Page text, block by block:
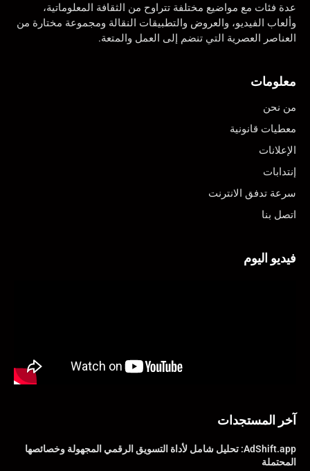
عدة فئات مع مواضيع مختلفة تتراوح من الثقافة المعلوماتية،
وألعاب الفيديو، والعروض والتطبيقات النقالة ومجموعة مختارة من
العناصر العصرية التي تنضم إلى العمل والمتعة.
معلومات
من نحن
معطيات قانونية
الإعلانات
إنتدابات
سرعة تدفق الانترنت
اتصل بنا
فيديو اليوم
آخر المستجدات
AdShift.app: تحليل شامل لأداة التسويق الرقمي المجهولة وخصائصها
المحتملة